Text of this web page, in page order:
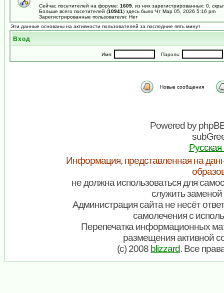
Сейчас посетителей на форуме: 1609 , из них зарегистрированных: 0,
Больше всего посетителей (10941) здесь было Чт Мар 05, 2026 5:16 pm
Зарегистрированные пользователи: Нет
Эти данные основаны на активности пользователей за последние пять минут
Вход
Имя: Пароль:
Новые сообщения
Powered by
Информация, представленная на
не должна использоваться для
служить заменой
Администрация сайта не несёт
самолечения с
Перепечатка информационных
размещения активной
(c) 2008 blizzard. Все